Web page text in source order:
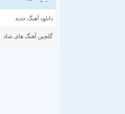
دانلود آهنگ جدید
گلچین آهنگ های شاد